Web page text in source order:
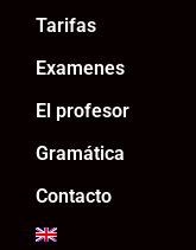
Tarifas
Examenes
El profesor
Gramática
Contacto